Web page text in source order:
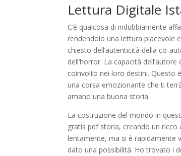
Lettura Digitale
C’è qualcosa di indubbiamente
rendendolo una lettura piacevole
chiesto dell’autenticità della co-
dell’horror. La capacità
coinvolto nei loro destini. Questo
una corsa emozionante che ti
amano una buona storia.
La costruzione del mondo in
gratis pdf storia, creando un ricco
lentamente, ma si è rapidamente
dato una possibilità. Ho trovato i